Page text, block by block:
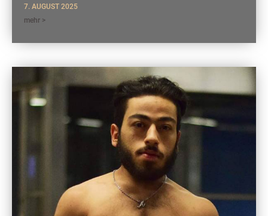
7. AUGUST 2025
mehr >